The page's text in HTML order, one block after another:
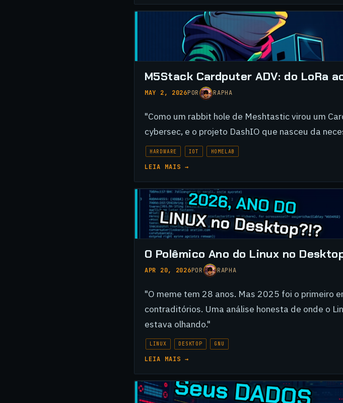
M5Stack Cardputer ADV: do LoRa
MAY 2, 2026POR RAPHA
"Como um rabbit hole de Meshtastic virou um
cybersec, e o projeto DashIO que nasceu da
HARDWARE IOT HOMELAB
LEIA MAIS →
O Polêmico Ano do Linux no
APR 20, 2026POR RAPHA
"O meme tem 28 anos. Mas 2025 foi o primeiro
contraditórios. Uma análise honesta de onde o
estava olhando."
LINUX DESKTOP GNU
LEIA MAIS →